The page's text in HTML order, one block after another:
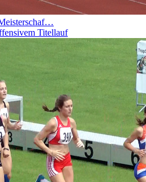
Titellauf